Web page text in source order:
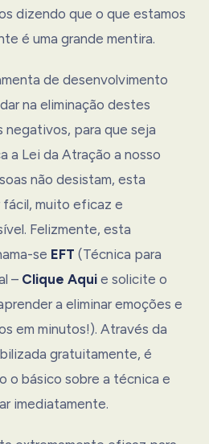
dizendo que o que estamos
é uma grande mentira.
de desenvolvimento
na eliminação destes
para que seja
a Lei da Atração a nosso
não desistam, esta
muito eficaz e
Felizmente, esta
se EFT (Técnica para
– Clique Aqui e solicite o
a eliminar emoções e
em minutos!). Através da
gratuitamente, é
o básico sobre a técnica e
imediatamente.